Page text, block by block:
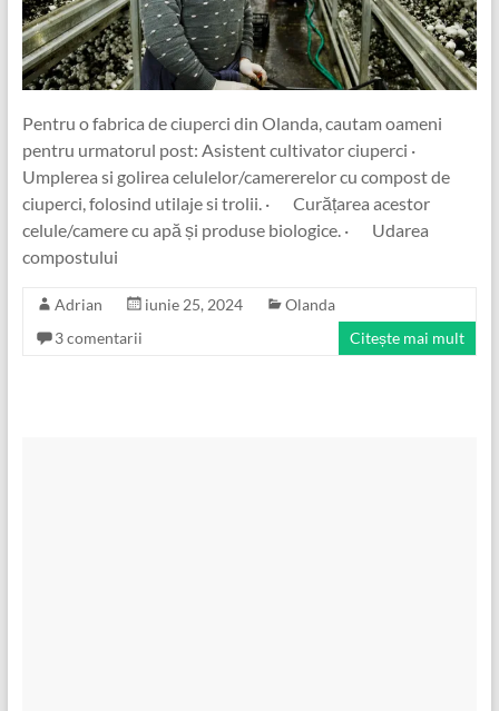
Pentru o fabrica de ciuperci din Olanda, cautam oameni
pentru urmatorul post: Asistent cultivator ciuperci ·
Umplerea si golirea celulelor/camererelor cu compost de
ciuperci, folosind utilaje si trolii. · Curățarea acestor
celule/camere cu apă și produse biologice. · Udarea
compostului
Adrian iunie 25, 2024
Olanda
3 comentarii
Citește mai mult